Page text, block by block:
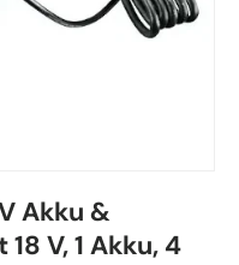
Akku &
V, 1 Akku, 4